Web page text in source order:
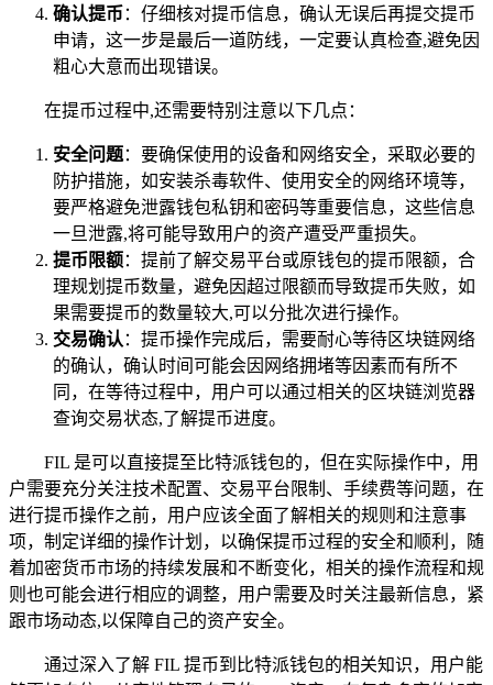
确认提币 ：仔细核对提币信息，确认无误后再提交提币
申请，这一步是最后一道防线，一定要认真检查,避免因
粗心大意而出现错误。
在提币过程中,还需要特别注意以下几点：
安全问题：要确保使用的设备和网络安全，采取必要的
防护措施，如安装杀毒软件、使用安全的网络环境等，
要严格避免泄露钱包私钥和密码等重要信息，这些信息
一旦泄露,将可能导致用户的资产遭受严重损失。
提币限额：提前了解交易平台或原钱包的提币限额，合
理规划提币数量，避免因超过限额而导致提币失败，如
果需要提币的数量较大,可以分批次进行操作。
交易确认：提币操作完成后，需要耐心等待区块链网络
的确认，确认时间可能会因网络拥堵等因素而有所不
同，在等待过程中，用户可以通过相关的区块链浏览器
查询交易状态,了解提币进度。
FIL 是可以直接提至比特派钱包的，但在实际操作中，用
户需要充分关注技术配置、交易平台限制、手续费等问题，在
进行提币操作之前，用户应该全面了解相关的规则和注意事
项，制定详细的操作计划，以确保提币过程的安全和顺利，随
着加密货币市场的持续发展和不断变化，相关的操作流程和规
则也可能会进行相应的调整，用户需要及时关注最新信息，紧
跟市场动态,以保障自己的资产安全。
通过深入了解 FIL 提币到比特派钱包的相关知识，用户能